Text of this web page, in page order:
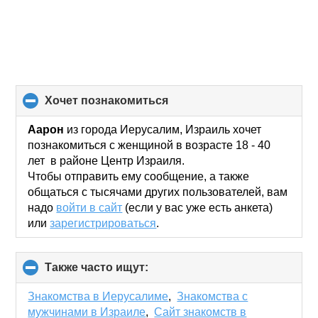
хочет познакомиться
to
collapse
contents
Аарон из города Иерусалим, Израиль хочет
познакомиться с женщиной в возрасте 18 - 40
лет в районе Центр Израиля.
Чтобы отправить ему сообщение, а также
общаться с тысячами других пользователей, вам
надо войти в сайт (если у вас уже есть анкета)
илизарегистрироваться.
Также часто ищут:
to
collapse
contents
Знакомства в Иерусалиме,Знакомства с
мужчинами в Израиле,Сайт знакомств в